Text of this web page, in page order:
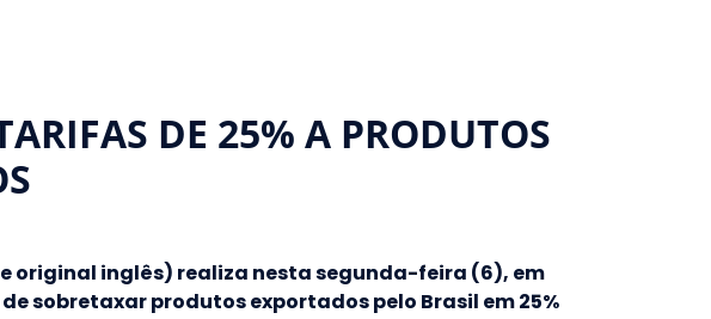
DE 25% A PRODUTOS
original inglês) realiza nesta segunda-feira (6), em
sobretaxar produtos exportados pelo Brasil em 25%